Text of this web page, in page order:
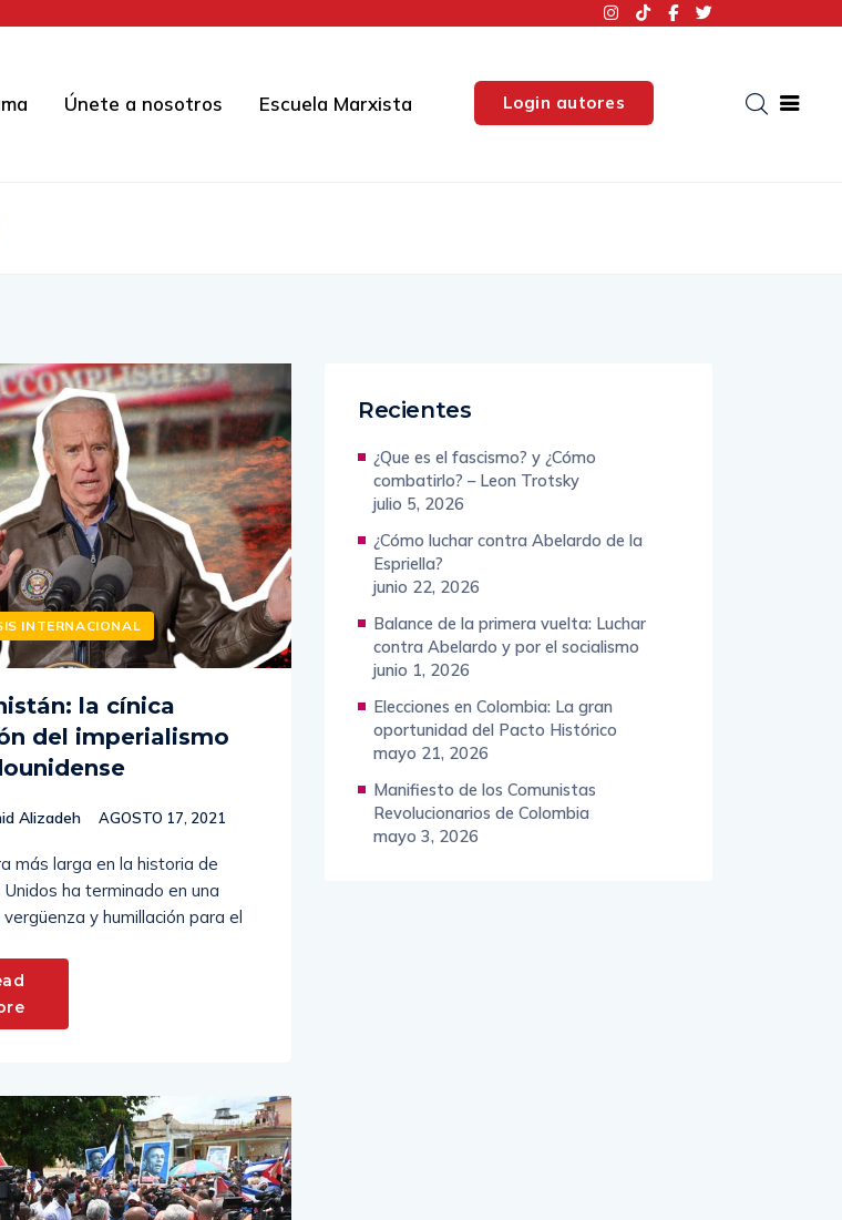
Únete a nosotros Escuela Marxista Login autores
INTERNACIONAL
la cínica
del imperialismo
Alizadeh AGOSTO 17, 2021
más larga en la historia de
ha terminado en una
y humillación para el
Recientes
¿Que es el fascismo? y ¿Cómo
combatirlo? – Leon Trotsky
julio 5, 2026
¿Cómo luchar contra Abelardo de la
Espriella?
junio 22, 2026
Balance de la primera vuelta: Luchar
contra Abelardo y por el socialismo
junio 1, 2026
Elecciones en Colombia: La gran
oportunidad del Pacto Histórico
mayo 21, 2026
Manifiesto de los Comunistas
Revolucionarios de Colombia
mayo 3, 2026